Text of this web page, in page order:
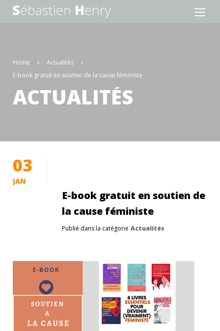
Home
Actualités
E-book gratuit en soutien de la cause féministe
ACTUALITÉS
03
JAN
E-book gratuit en soutien de
la cause féministe
Publié dans la catégorie Actualités